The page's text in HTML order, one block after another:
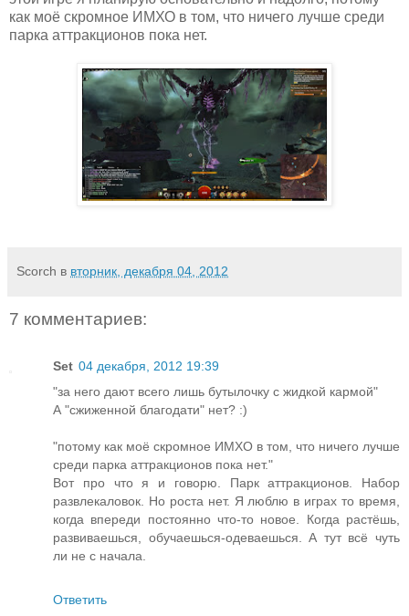
как моё скромное ИМХО в том, что ничего лучше среди
парка аттракционов пока нет.
Scorch в вторник, декабря 04, 2012
7 комментариев:
Set 04 декабря, 2012 19:39
"за него дают всего лишь бутылочку с жидкой кармой"
А "сжиженной благодати" нет? :)
"потому как моё скромное ИМХО в том, что ничего лучше
среди парка аттракционов пока нет."
Вот про что я и говорю. Парк аттракционов. Набор
развлекаловок. Но роста нет. Я люблю в играх то время,
когда впереди постоянно что-то новое. Когда растёшь,
развиваешься, обучаешься-одеваешься. А тут всё чуть
ли не с начала.
Ответить